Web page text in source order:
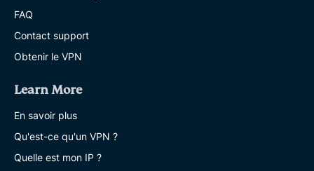
FAQ
Contact support
Obtenir le VPN
Learn More
En savoir plus
Qu'est-ce qu'un VPN ?
Quelle est mon IP ?